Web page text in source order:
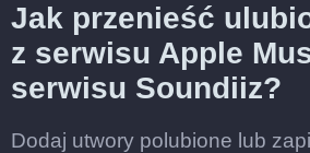
Jak przenieść
z serwisu Apple
serwisu Soundiiz?
Dodaj utwory polubione lub